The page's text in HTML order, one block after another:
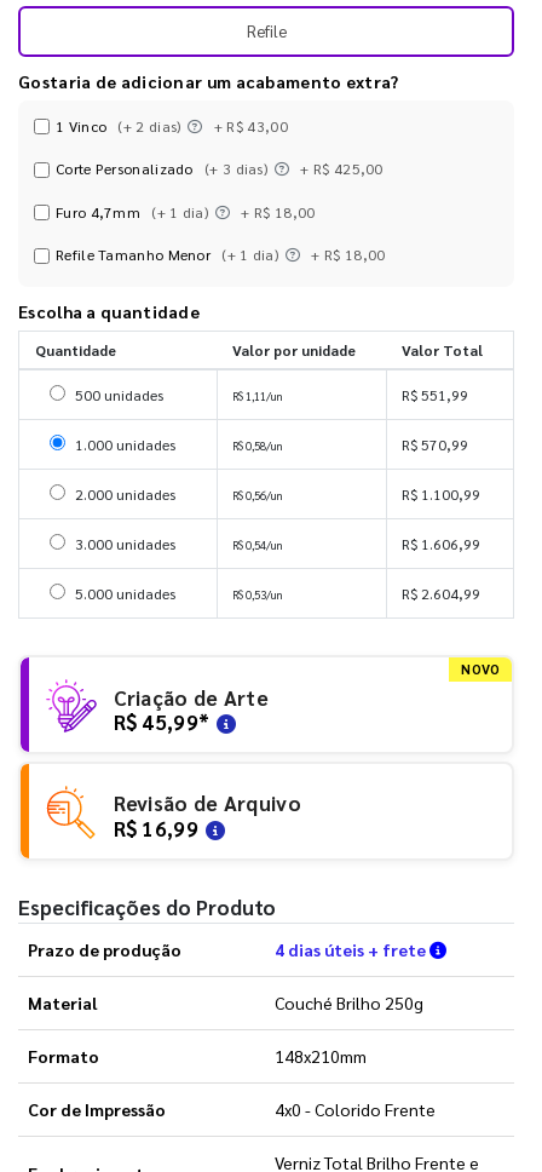
Refile
Gostaria de adicionar um acabamento extra?
1 Vinco (+ 2 dias) + R$ 43,00
Corte Personalizado (+ 3 dias) + R$ 425,00
Furo 4,7mm (+ 1 dia) + R$ 18,00
Refile Tamanho Menor (+ 1 dia) + R$ 18,00
Escolha a quantidade
Quantidade Valor por unidade Valor Total
Selecionar 500 unidades
500 unidades R$ 1,11/un R$ 551,99
Selecionar 1000 unidades
1.000 unidades R$ 0,58/un R$ 570,99
Selecionar 2000 unidades
2.000 unidades R$ 0,56/un R$ 1.100,99
Selecionar 3000 unidades
3.000 unidades R$ 0,54/un R$ 1.606,99
Selecionar 5000 unidades
5.000 unidades R$ 0,53/un R$ 2.604,99
NOVO
Criação de Arte
R$ 45,99*
Revisão de Arquivo
R$ 16,99
Especificações do Produto
Prazo de produção 4 dias úteis + frete Verifique
Material Couché Brilho 250g
Formato 148x210mm
Cor de Impressão 4x0 - Colorido Frente
Verniz Total Brilho Frente e